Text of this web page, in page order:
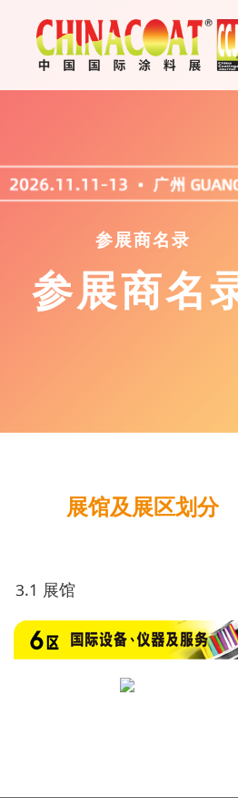
参展商名录
参展商名
展馆及展区划分
3.1 展馆